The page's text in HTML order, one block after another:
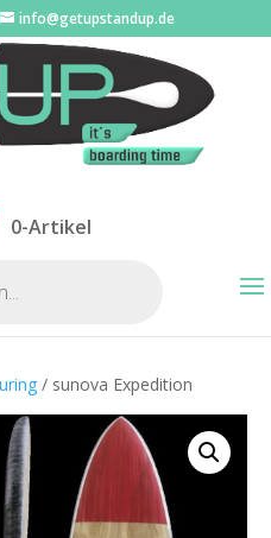
info@getupstandup.de
0-Artikel
/ sunova Expedition